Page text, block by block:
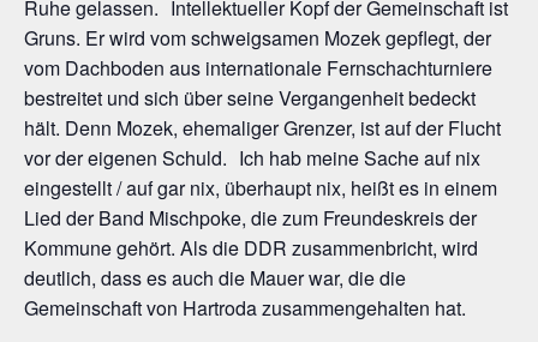
Ruhe gelassen. Intellektueller Kopf der Gemeinschaft ist
Gruns. Er wird vom schweigsamen Mozek gepflegt, der
vom Dachboden aus internationale Fernschachturniere
bestreitet und sich über seine Vergangenheit bedeckt
hält. Denn Mozek, ehemaliger Grenzer, ist auf der Flucht
vor der eigenen Schuld. Ich hab meine Sache auf nix
eingestellt / auf gar nix, überhaupt nix, heißt es in einem
Lied der Band Mischpoke, die zum Freundeskreis der
Kommune gehört. Als die DDR zusammenbricht, wird
deutlich, dass es auch die Mauer war, die die
Gemeinschaft von Hartroda zusammengehalten hat.